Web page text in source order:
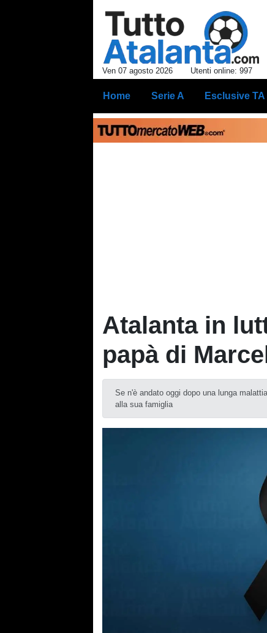
Ven 07 agosto 2026 Utenti online: 997
Home Serie A Esclusive TA
Atalanta in
papà di
Se n'è andato oggi dopo una lunga
alla sua famiglia